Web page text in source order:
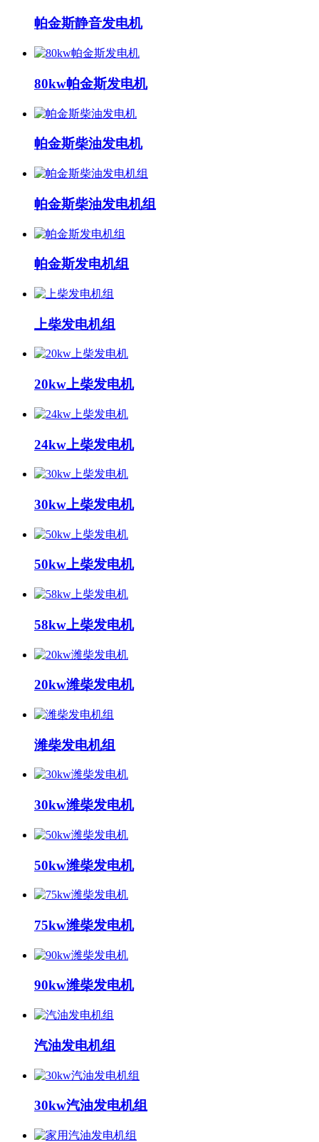
帕金斯静音发电机
80kw帕金斯发电机
帕金斯柴油发电机
帕金斯柴油发电机组
帕金斯发电机组
上柴发电机组
20kw上柴发电机
24kw上柴发电机
30kw上柴发电机
50kw上柴发电机
58kw上柴发电机
20kw潍柴发电机
潍柴发电机组
30kw潍柴发电机
50kw潍柴发电机
75kw潍柴发电机
90kw潍柴发电机
汽油发电机组
30kw汽油发电机组